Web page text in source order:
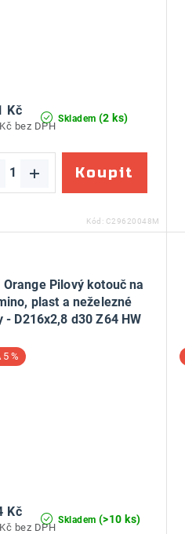
Skladem (2 ks)
bez DPH
Kč
Kód: C29620048M
Orange Pilový kotouč na
plast a neželezné
- D216x2,8 d30 Z64 HW
5 %
Skladem (>10 ks)
bez DPH
Kč